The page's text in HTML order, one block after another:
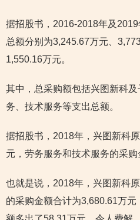
据招股书，2016-2018年及
总额分别为3,245.67万元、
1,550.16万元。
其中，总采购额包括兴图新科
务、技术服务等支出总额。
据招股书，2018年，兴图新科
元，劳务服务和技术服务的采购
也就是说，2018年，兴图新科
的采购金额合计为3,680.61万